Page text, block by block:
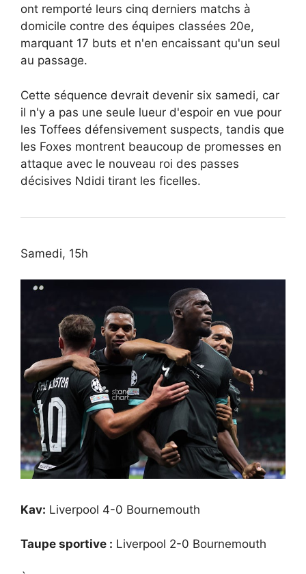
ont remporté leurs cinq derniers matchs à
domicile contre des équipes classées 20e,
marquant 17 buts et n'en encaissant qu'un seul
au passage.
Cette séquence devrait devenir six samedi, car
il n'y a pas une seule lueur d'espoir en vue pour
les Toffees défensivement suspects, tandis que
les Foxes montrent beaucoup de promesses en
attaque avec le nouveau roi des passes
décisives Ndidi tirant les ficelles.
Samedi, 15h
Kav: Liverpool 4-0 Bournemouth
Taupe sportive : Liverpool 2-0 Bournemouth